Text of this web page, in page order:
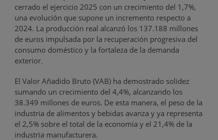
cerrado el ejercicio 2025 con un crecimiento del 1,7%,
una evolución que supone un incremento respecto a
2024. La producción real alcanzó los 137.188 millones
de euros impulsada por la recuperación progresiva del
consumo doméstico y la fortaleza de la demanda
exterior.
El Valor Añadido Bruto (VAB) ha demostrado solidez
sumando un crecimiento del 4,4%, alcanzando los
38.349 millones de euros. De esta manera, el peso de la
industria de alimentos y bebidas avanza y ya representa
el 2,5% sobre el total de la economía y el 21,4% de la
industria manufacturera.